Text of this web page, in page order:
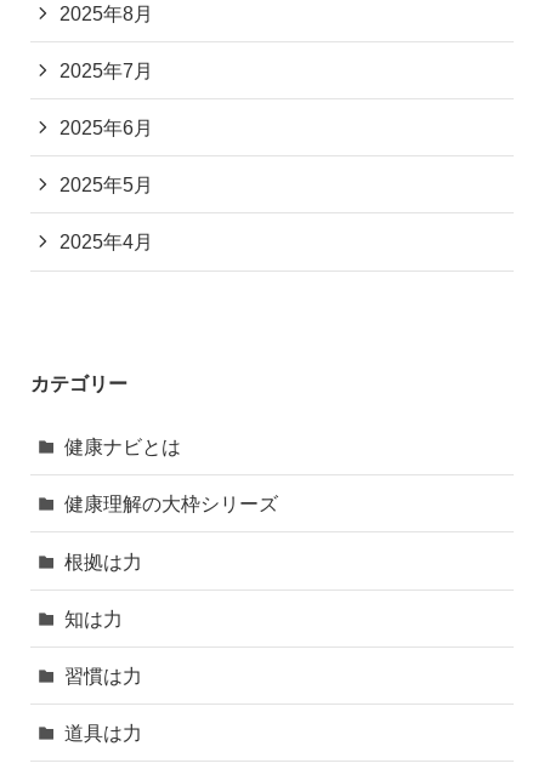
2025年8月
2025年7月
2025年6月
2025年5月
2025年4月
カテゴリー
健康ナビとは
健康理解の大枠シリーズ
根拠は力
知は力
習慣は力
道具は力